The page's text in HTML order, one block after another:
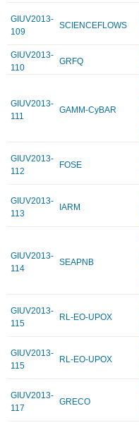
GIUV2013-
109
SCIENCEFLOWS
GIUV2013-
110
GRFQ
GIUV2013-
111
GAMM-CyBAR
GIUV2013-
112
FOSE
GIUV2013-
113
IARM
GIUV2013-
114
SEAPNB
GIUV2013-
115
RL-EO-UPOX
GIUV2013-
115
RL-EO-UPOX
GIUV2013-
117
GRECO